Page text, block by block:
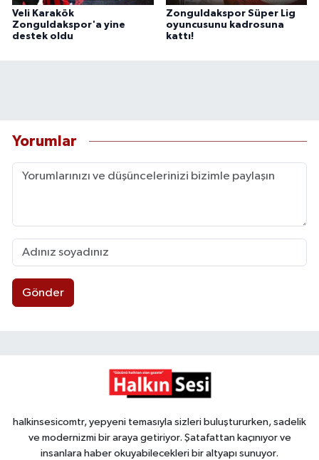
Veli Karakök
Zonguldakspor'a yine
destek oldu
Zonguldakspor Süper Lig
oyuncusunu kadrosuna
kattı!
Yorumlar
Gönder
halkinsesicomtr, yepyeni temasıyla sizleri buluştururken, sadelik
ve modernizmi bir araya getiriyor. Şatafattan kaçınıyor ve
insanlara haber okuyabilecekleri bir altyapı sunuyor.